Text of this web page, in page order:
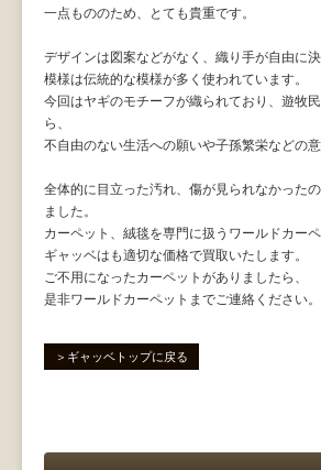
一点もののため、とても貴重です。
デザインは図案などがなく、織り手が自由に決
模様は伝統的な模様が多く使われています。
今回はヤギのモチーフが織られており、遊牧
ら、
不自由のない生活への願いや子孫繁栄などの意
全体的に目立った汚れ、傷が見られなかった
ました。
カーペット、絨毯を専門に扱うワールドカーペ
ギャッベはも適切な価格で買取いたします。
ご不用になったカーペットがありましたら、
是非ワールドカーペットまでご連絡ください。
＞ギャッベトップに戻る